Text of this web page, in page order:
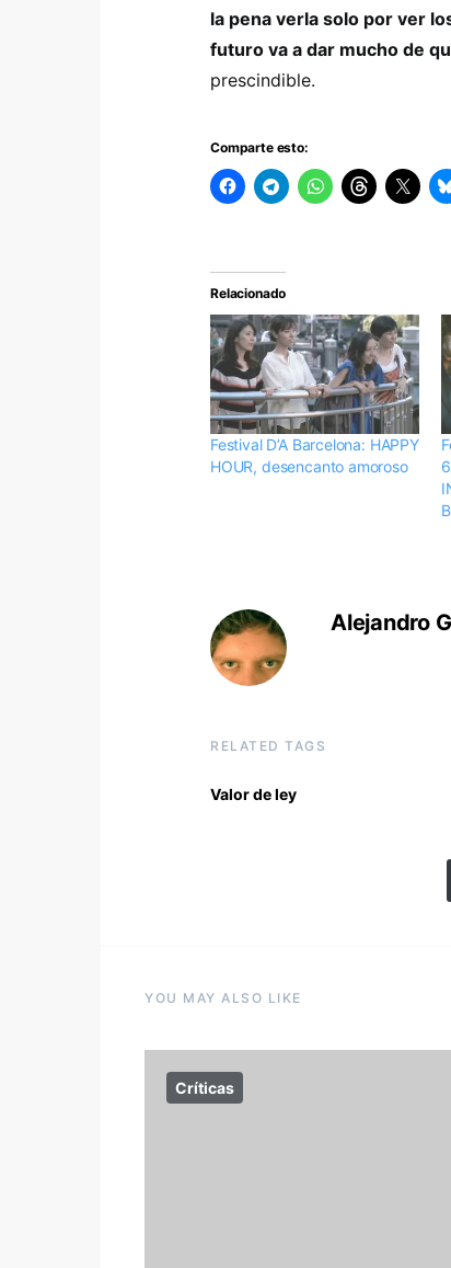
la pena verla solo por ver
futuro va a dar mucho de
prescindible.
Comparte esto:
Relacionado
Festival D’A Barcelona: HAPPY
HOUR, desencanto amoroso
Alejandro
RELATED TAGS
Valor de ley
YOU MAY ALSO LIKE
Críticas